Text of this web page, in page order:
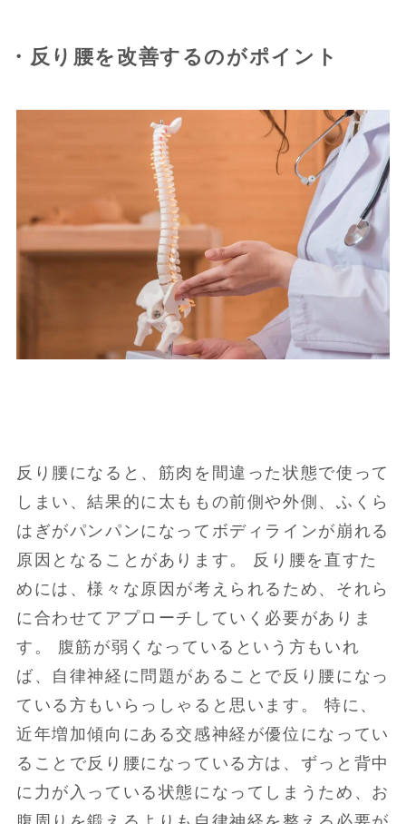
・反り腰を改善するのがポイント
反り腰になると、筋肉を間違った状態で使って
しまい、結果的に太ももの前側や外側、ふくら
はぎがパンパンになってボディラインが崩れる
原因となることがあります。 反り腰を直すた
めには、様々な原因が考えられるため、それら
に合わせてアプローチしていく必要がありま
す。 腹筋が弱くなっているという方もいれ
ば、自律神経に問題があることで反り腰になっ
ている方もいらっしゃると思います。 特に、
近年増加傾向にある交感神経が優位になってい
ることで反り腰になっている方は、ずっと背中
に力が入っている状態になってしまうため、お